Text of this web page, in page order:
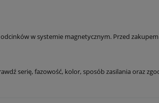
odcinków w systemie magnetycznym. Przed
serię, fazowość, kolor, sposób zasilania oraz